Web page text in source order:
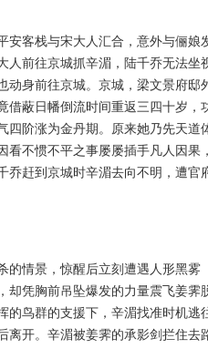
安客栈与宋大人汇合，意外与俪娘
人前往京城抓辛湄，陆千乔无法坐
动身前往京城。京城，梁文景府邸
借蔽日幡倒流时间重返三四十岁，
四阶涨为金丹期。原来她乃先天道
看不惯不平之事屡屡插手凡人因果
乔赶到京城时辛湄去向不明，遭官
的情景，惊醒后立刻遭遇人形黑雾
却凭胸前吊坠爆发的力量震飞姜霁
的鸟群的支援下，辛湄找准时机逃
离开。辛湄被姜霁的承影剑拦住去